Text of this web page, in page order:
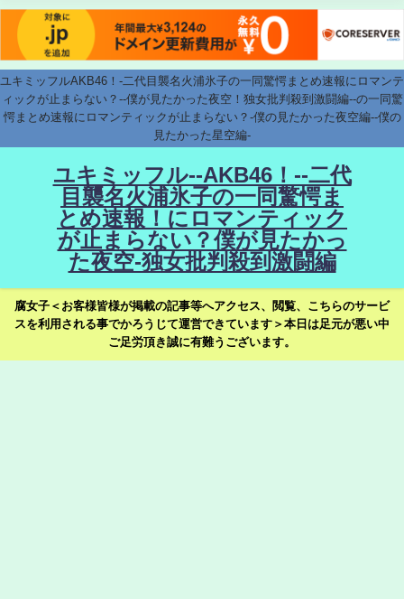
ユキミッフルAKB46！-二代目襲名火浦氷子の一同驚愕まとめ速報にロマンテ
ィックが止まらない？--僕が見たかった夜空！独女批判殺到激闘編--の一同驚
愕まとめ速報にロマンティックが止まらない？-僕の見たかった夜空編--僕の
見たかった星空編-
ユキミッフル--AKB46！--二代
目襲名火浦氷子の一同驚愕ま
とめ速報！にロマンティック
が止まらない？僕が見たかっ
た夜空-独女批判殺到激闘編
腐女子＜お客様皆様が掲載の記事等へアクセス、閲覧、こちらのサービ
スを利用される事でかろうじて運営できています＞本日は足元が悪い中
ご足労頂き誠に有難うございます。